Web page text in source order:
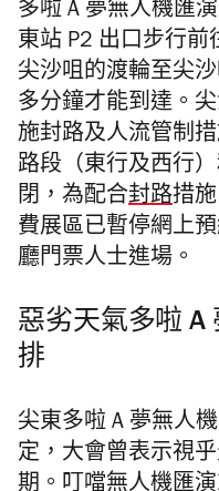
多啦 A 夢無人機匯
東站 P2 出口步行
尖沙咀的渡輪至尖
多分鐘才能到達。
施封路及人流管制
路段（東行及西行
閉，為配合封路措
費展區已暫停網上
廳門票人士進場。
惡劣天氣多啦 A
排
尖東多啦 A 夢無人
定，大會曾表示視
期。叮噹無人機匯